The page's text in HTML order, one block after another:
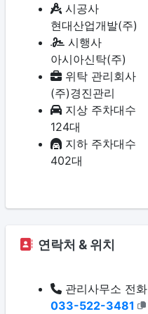
시공사
현대산업개발(주)
시행사
아시아신탁(주)
위탁 관리회사
(주)경진관리
지상 주차대수
124대
지하 주차대수
402대
연락처 & 위치
관리사무소 전화
033-522-3481